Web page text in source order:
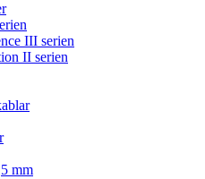
III serien
II serien
mm